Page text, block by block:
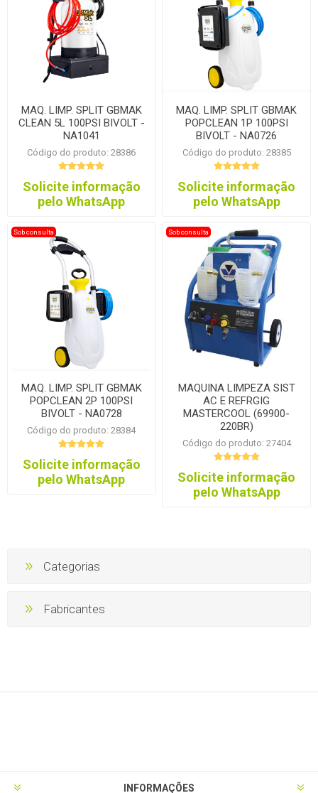
MAQ. LIMP. SPLIT GBMAK
CLEAN 5L 100PSI BIVOLT -
NA1041
Código do produto: 28386
Solicite informação
pelo WhatsApp
MAQ. LIMP. SPLIT GBMAK
POPCLEAN 1P 100PSI
BIVOLT - NA0726
Código do produto: 28385
Solicite informação
pelo WhatsApp
Sob consulta
MAQ. LIMP. SPLIT GBMAK
POPCLEAN 2P 100PSI
BIVOLT - NA0728
Código do produto: 28384
Solicite informação
pelo WhatsApp
Sob consulta
MAQUINA LIMPEZA SIST
AC E REFRGIG
MASTERCOOL (69900-
220BR)
Código do produto: 27404
Solicite informação
pelo WhatsApp
Categorias
Fabricantes
INFORMAÇÕES